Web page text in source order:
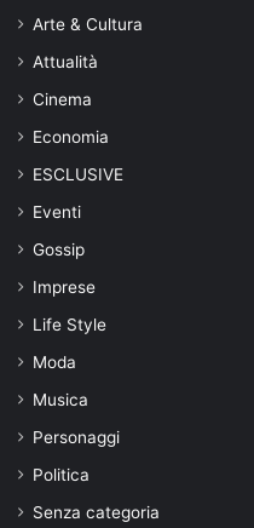
Arte & Cultura
Attualità
Cinema
Economia
ESCLUSIVE
Eventi
Gossip
Imprese
Life Style
Moda
Musica
Personaggi
Politica
Senza categoria